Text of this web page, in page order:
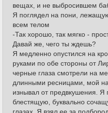
вещах, и не выбросившем
Я поглядел на пони,
всем телом
-Так хорошо, так мягко -
Давай же, чего ты ждешь?
Я медленно опустился на
руками по обе стороны от
черные глаза смотрели на
длинными ресницами, мой
изнывал от предвкушения. Я
блестящую, буквально